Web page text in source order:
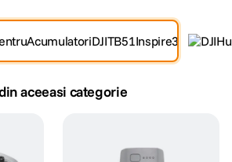
aceeasi categorie